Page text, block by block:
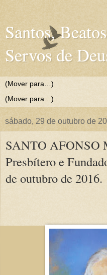
Santos,
Servos de
sábado, 29 de outubro de
SANTO AFONSO
Presbítero e
de outubro de 2016.